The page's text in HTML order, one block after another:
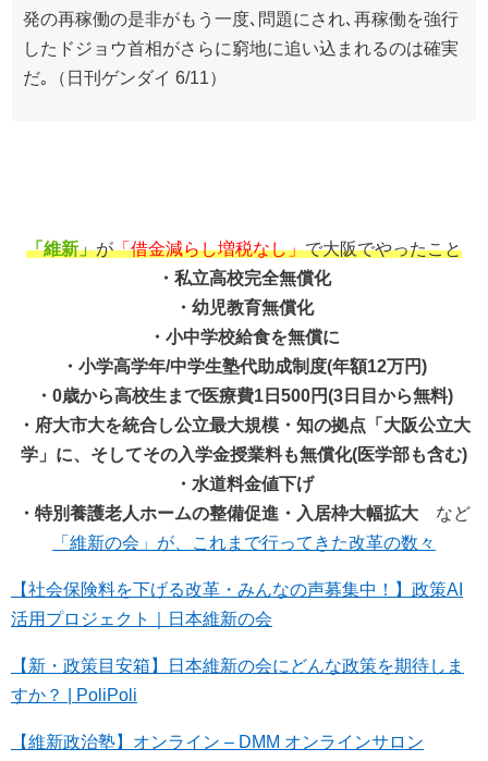
発の再稼働の是非がもう一度､問題にされ､再稼働を強行
したドジョウ首相がさらに窮地に追い込まれるのは確実
だ｡（日刊ゲンダイ 6/11）
「維新」が「借金減らし増税なし」で大阪でやったこと
・私立高校完全無償化
・幼児教育無償化
・小中学校給食を無償に
・小学高学年/中学生塾代助成制度(年額12万円)
・0歳から高校生まで医療費1日500円(3日目から無料)
・府大市大を統合し公立最大規模・知の拠点「大阪公立大
学」に、そしてその入学金授業料も無償化(医学部も含む)
・水道料金値下げ
・特別養護老人ホームの整備促進・入居枠大幅拡大 など
「維新の会」が、これまで行ってきた改革の数々
【社会保険料を下げる改革・みんなの声募集中！】政策AI
活用プロジェクト｜日本維新の会
【新・政策目安箱】日本維新の会にどんな政策を期待しま
すか？ | PoliPoli
【維新政治塾】オンライン – DMM オンラインサロン